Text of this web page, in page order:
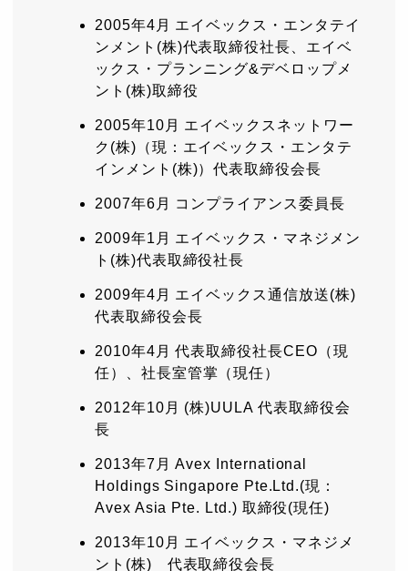
2005年4月 エイベックス・エンタテイ
ンメント(株)代表取締役社長、エイベ
ックス・プランニング&デベロップメ
ント(株)取締役
2005年10月 エイベックスネットワー
ク(株)（現：エイベックス・エンタテ
インメント(株)）代表取締役会長
2007年6月 コンプライアンス委員長
2009年1月 エイベックス・マネジメン
ト(株)代表取締役社長
2009年4月 エイベックス通信放送(株)
代表取締役会長
2010年4月 代表取締役社長CEO（現
任）、社長室管掌（現任）
2012年10月 (株)UULA 代表取締役会
長
2013年7月 Avex International
Holdings Singapore Pte.Ltd.(現：
Avex Asia Pte. Ltd.) 取締役(現任)
2013年10月 エイベックス・マネジメ
ント(株) 代表取締役会長